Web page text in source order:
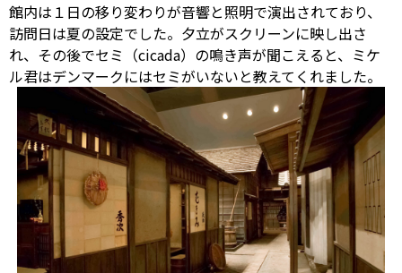
館内は１日の移り変わりが音響と照明で演出されており、
訪問日は夏の設定でした。夕立がスクリーンに映し出さ
れ、その後でセミ（cicada）の鳴き声が聞こえると、ミケ
ル君はデンマークにはセミがいないと教えてくれました。